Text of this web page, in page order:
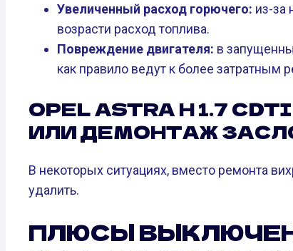
Увеличенный расход горючего: из-за
возрасти расход топлива.
Повреждение двигателя: в
как правило ведут к более затратным
OPEL ASTRA H 1.7
ИЛИ ДЕМОНТАЖ
В некоторых ситуациях, вместо ремонта
удалить.
ПЛЮСЫ